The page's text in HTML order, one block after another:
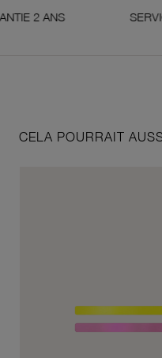
SERVICES
CELA POURRAIT